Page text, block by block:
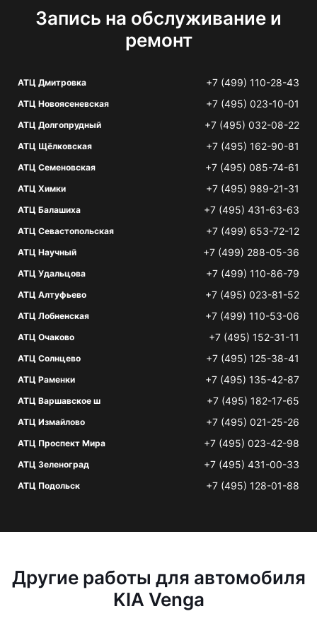
Запись на обслуживание и
ремонт
АТЦ Дмитровка +7 (499) 110-28-43
АТЦ Новоясеневская +7 (495) 023-10-01
АТЦ Долгопрудный +7 (495) 032-08-22
АТЦ Щёлковская +7 (495) 162-90-81
АТЦ Семеновская +7 (495) 085-74-61
АТЦ Химки +7 (495) 989-21-31
АТЦ Балашиха +7 (495) 431-63-63
АТЦ Севастопольская +7 (499) 653-72-12
АТЦ Научный +7 (499) 288-05-36
АТЦ Удальцова +7 (499) 110-86-79
АТЦ Алтуфьево +7 (495) 023-81-52
АТЦ Лобненская +7 (499) 110-53-06
АТЦ Очаково +7 (495) 152-31-11
АТЦ Солнцево +7 (495) 125-38-41
АТЦ Раменки +7 (495) 135-42-87
АТЦ Варшавское ш +7 (495) 182-17-65
АТЦ Измайлово +7 (495) 021-25-26
АТЦ Проспект Мира +7 (495) 023-42-98
АТЦ Зеленоград +7 (495) 431-00-33
АТЦ Подольск +7 (495) 128-01-88
Другие работы для автомобиля
KIA Venga